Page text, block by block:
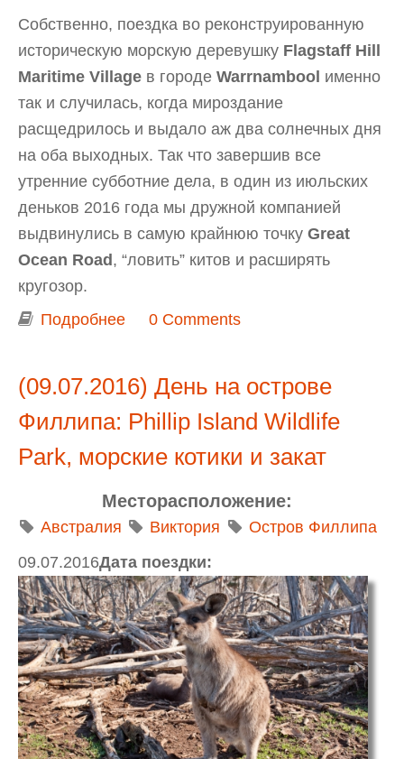
Собственно, поездка во реконструированную
историческую морскую деревушку Flagstaff Hill
Maritime Village в городе Warrnambool именно
так и случилась, когда мироздание
расщедрилось и выдало аж два солнечных дня
на оба выходных. Так что завершив все
утренние субботние дела, в один из июльских
деньков 2016 года мы дружной компанией
выдвинулись в самую крайнюю точку Great
Ocean Road, “ловить” китов и расширять
кругозор.
Подробнее о Истории с побережья
Hill Maritime Village
0 Comments
(09.07.2016) День на острове
Филлипа: Phillip Island Wildlife
Park, морские котики и закат
Месторасположение:
Австралия Виктория
Остров Филлипа
Дата поездки:
09.07.2016